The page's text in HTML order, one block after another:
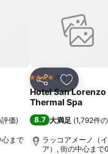
りに追加
価)
心まで
シェア お気に入
4 ホテルのランク
ホテル
Hotel San Lorenzo
Thermal Spa
8.7 大満足 (1,792件
ラッコアメーノ（
ア）, 街の中心まで